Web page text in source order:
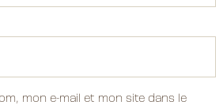
mon e-mail et mon site dans le